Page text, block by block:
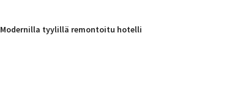
Modernilla tyylillä remontoitu hotelli